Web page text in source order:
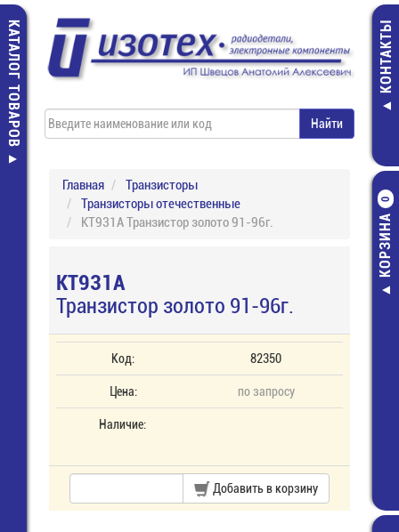
КАТАЛОГ ТОВАРОВ КОНТАКТЫ
КОРЗИНА
0
Главная
Транзисторы
Транзисторы отечественные
КТ931А Транзистор золото 91-96г.
КТ931А
Транзистор золото 91-96г.
Код: 82350
Цена: по запросу
Наличие:
Добавить в корзину